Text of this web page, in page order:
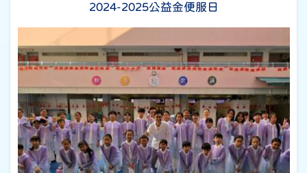
2024-2025公益金便服日